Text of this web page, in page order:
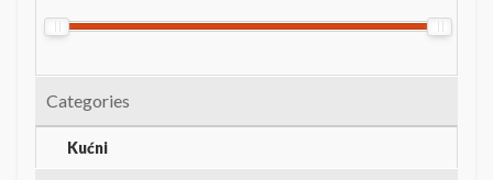
Categories
Kućni